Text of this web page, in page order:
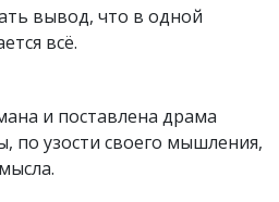
вывод, что в одной
всё.
и поставлена драма
по узости своего мышления,